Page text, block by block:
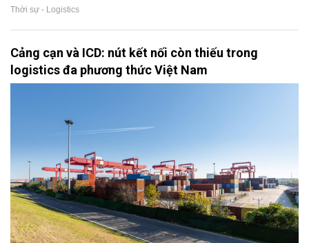
Thời sự - Logistics
Cảng cạn và ICD: nút kết nối còn thiếu trong
logistics đa phương thức Việt Nam